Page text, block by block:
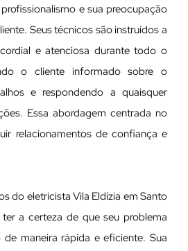
e sua preocupação
Seus técnicos são instruídos a
e atenciosa durante todo o
o cliente informado sobre o
e respondendo a quaisquer
Essa abordagem centrada no
relacionamentos de confiança e
do eletricista Vila Eldízia em Santo
a certeza de que seu problema
maneira rápida e eficiente. Sua